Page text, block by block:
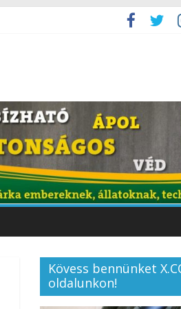
Kövess bennünket
oldalunkon!